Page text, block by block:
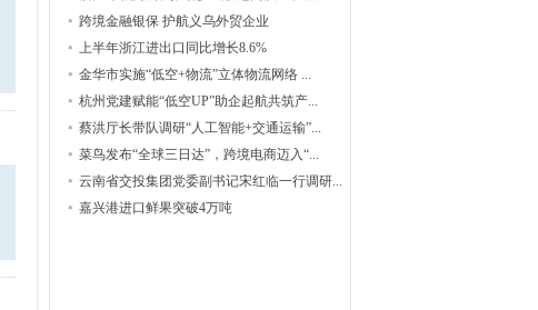
跨境金融银保 护航义乌外贸企业
上半年浙江进出口同比增长8.6%
金华市实施“低空+物流”立体物流网络 ...
杭州党建赋能“低空UP”助企起航共筑产...
蔡洪厅长带队调研“人工智能+交通运输”...
菜鸟发布“全球三日达”，跨境电商迈入“...
云南省交投集团党委副书记宋红临一行调研...
嘉兴港进口鲜果突破4万吨